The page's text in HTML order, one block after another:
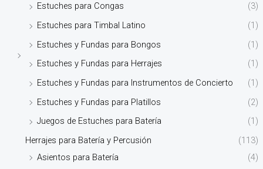
Estuches para Congas
(3)
Estuches para Timbal Latino
(1)
Estuches y Fundas para Bongos
(1)
Estuches y Fundas para Herrajes
(1)
Estuches y Fundas para Instrumentos de Concierto
(1)
Estuches y Fundas para Platillos
(2)
Juegos de Estuches para Batería
(1)
Herrajes para Batería y Percusión
(113)
Asientos para Batería
(4)